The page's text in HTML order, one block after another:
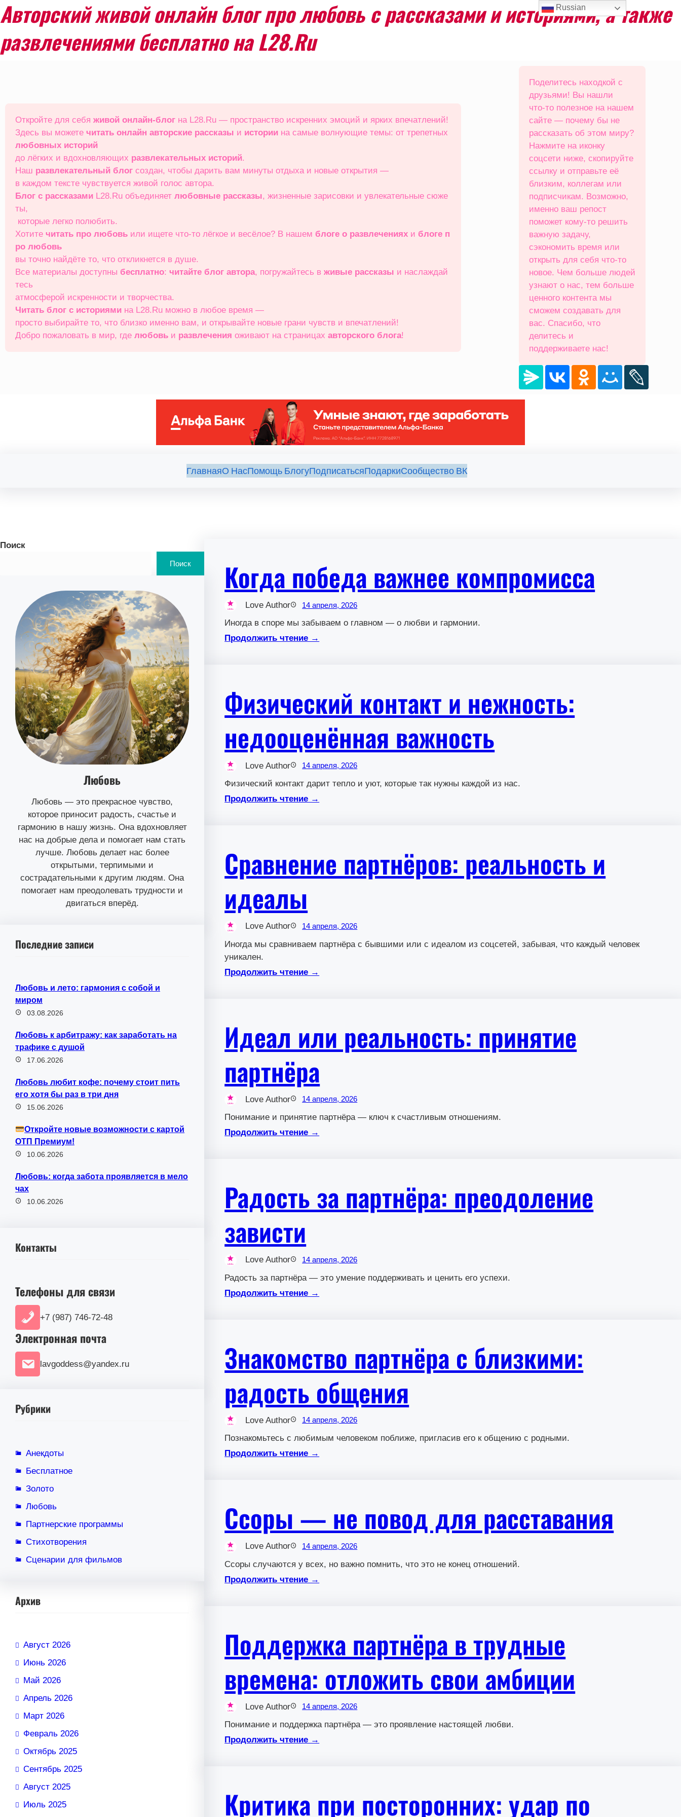
Авторский живой онлайн блог про любовь с рассказами и историями, а также
развлечениями бесплатно на L28.Ru
Откройте для себя живой онлайн‑блог на L28.Ru — пространство искренних эмоций и ярких впечатлений!
Здесь вы можете читать онлайн авторские рассказы и истории на самые волнующие темы: от трепетных
любовных историй
до лёгких и вдохновляющих развлекательных историй.
Наш развлекательный блог создан, чтобы дарить вам минуты отдыха и новые открытия —
в каждом тексте чувствуется живой голос автора.
Блог с рассказами L28.Ru объединяет любовные рассказы, жизненные зарисовки и увлекательные сюже
ты,
которые легко полюбить.
Хотите читать про любовь или ищете что‑то лёгкое и весёлое? В нашем блоге о развлечениях и блоге п
ро любовь
вы точно найдёте то, что откликнется в душе.
Все материалы доступны бесплатно: читайте блог автора, погружайтесь в живые рассказы и наслаждай
тесь
атмосферой искренности и творчества.
Читать блог с историями на L28.Ru можно в любое время —
просто выбирайте то, что близко именно вам, и открывайте новые грани чувств и впечатлений!
Добро пожаловать в мир, где любовь и развлечения оживают на страницах авторского блога!
Поделитесь находкой с
друзьями! Вы нашли
что‑то полезное на нашем
сайте — почему бы не
рассказать об этом миру?
Нажмите на иконку
соцсети ниже, скопируйте
ссылку и отправьте её
близким, коллегам или
подписчикам. Возможно,
именно ваш репост
поможет кому‑то решить
важную задачу,
сэкономить время или
открыть для себя что‑то
новое. Чем больше людей
узнают о нас, тем больше
ценного контента мы
сможем создавать для
вас. Спасибо, что
делитесь и
поддерживаете нас!
ГлавнаяО НасПомощь БлогуПодписатьсяПодаркиСообщество ВК
Поиск
Поиск
Любовь
Любовь — это прекрасное чувство,
которое приносит радость, счастье и
гармонию в нашу жизнь. Она вдохновляет
нас на добрые дела и помогает нам стать
лучше. Любовь делает нас более
открытыми, терпимыми и
сострадательными к другим людям. Она
помогает нам преодолевать трудности и
двигаться вперёд.
Последние записи
Любовь и лето: гармония с собой и
миром
03.08.2026
Любовь к арбитражу: как заработать на
трафике с душой
17.06.2026
Любовь любит кофе: почему стоит пить
его хотя бы раз в три дня
15.06.2026
Откройте новые возможности с картой
ОТП Премиум!
10.06.2026
Любовь: когда забота проявляется в мело
чах
10.06.2026
Контакты
Телефоны для связи
+7 (987) 746-72-48
Электронная почта
lavgoddess@yandex.ru
Рубрики
Анекдоты
Бесплатное
Золото
Любовь
Партнерские программы
Стихотворения
Сценарии для фильмов
Архив
Август 2026
Июнь 2026
Май 2026
Апрель 2026
Март 2026
Февраль 2026
Октябрь 2025
Сентябрь 2025
Август 2025
Июль 2025
Когда победа важнее компромисса
Love Author 14 апреля, 2026
Иногда в споре мы забываем о главном — о любви и гармонии.
Продолжить чтение →
Физический контакт и нежность:
недооценённая важность
Love Author 14 апреля, 2026
Физический контакт дарит тепло и уют, которые так нужны каждой из нас.
Продолжить чтение →
Сравнение партнёров: реальность и
идеалы
Love Author 14 апреля, 2026
Иногда мы сравниваем партнёра с бывшими или с идеалом из соцсетей, забывая, что каждый человек
уникален.
Продолжить чтение →
Идеал или реальность: принятие
партнёра
Love Author 14 апреля, 2026
Понимание и принятие партнёра — ключ к счастливым отношениям.
Продолжить чтение →
Радость за партнёра: преодоление
зависти
Love Author 14 апреля, 2026
Радость за партнёра — это умение поддерживать и ценить его успехи.
Продолжить чтение →
Знакомство партнёра с близкими:
радость общения
Love Author 14 апреля, 2026
Познакомьтесь с любимым человеком поближе, пригласив его к общению с родными.
Продолжить чтение →
Ссоры — не повод для расставания
Love Author 14 апреля, 2026
Ссоры случаются у всех, но важно помнить, что это не конец отношений.
Продолжить чтение →
Поддержка партнёра в трудные
времена: отложить свои амбиции
Love Author 14 апреля, 2026
Понимание и поддержка партнёра — это проявление настоящей любви.
Продолжить чтение →
Критика при посторонних: удар по
Russian